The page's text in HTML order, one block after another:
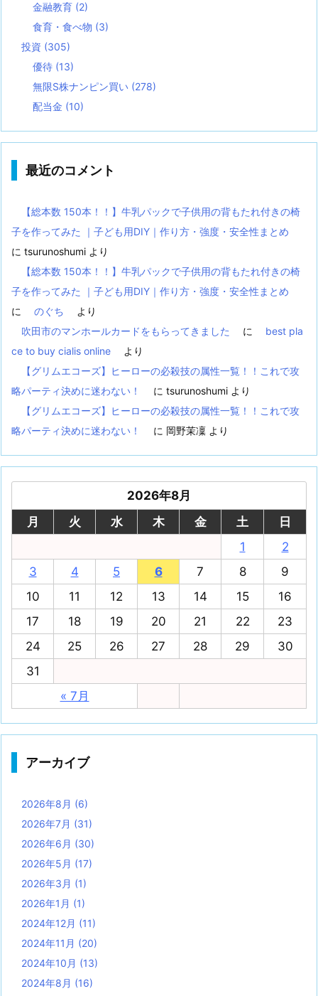
金融教育 (2)
食育・食べ物 (3)
投資 (305)
優待 (13)
無限S株ナンピン買い (278)
配当金 (10)
最近のコメント
【総本数 150本！！】牛乳パックで子供用の背もたれ付きの椅
子を作ってみた ｜子ども用DIY｜作り方・強度・安全性まとめ
に tsurunoshumi より
【総本数 150本！！】牛乳パックで子供用の背もたれ付きの椅
子を作ってみた ｜子ども用DIY｜作り方・強度・安全性まとめ
に
のぐち
より
吹田市のマンホールカードをもらってきました
に
best pla
ce to buy cialis online
より
【グリムエコーズ】ヒーローの必殺技の属性一覧！！これで攻
略パーティ決めに迷わない！
に tsurunoshumi より
【グリムエコーズ】ヒーローの必殺技の属性一覧！！これで攻
略パーティ決めに迷わない！
に 岡野茉凜 より
2026年8月
月
火 水 木 金 土 日
« 7月
1
2
3
4 5 6 7 8
9
10
11 12 13 14 15
16
17
18 19 20 21 22
23
24
25 26 27 28 29
30
31
アーカイブ
2026年8月 (6)
2026年7月 (31)
2026年6月 (30)
2026年5月 (17)
2026年3月 (1)
2026年1月 (1)
2024年12月 (11)
2024年11月 (20)
2024年10月 (13)
2024年8月 (16)